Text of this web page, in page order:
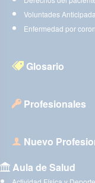
Voluntades
Enfermedad por
Glosario
Profesionales
Nuevo
Aula de Salud